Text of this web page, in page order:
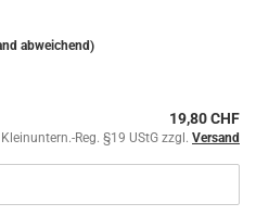
abweichend)
19,80 CHF
Reg. §19 UStG zzgl. Versand